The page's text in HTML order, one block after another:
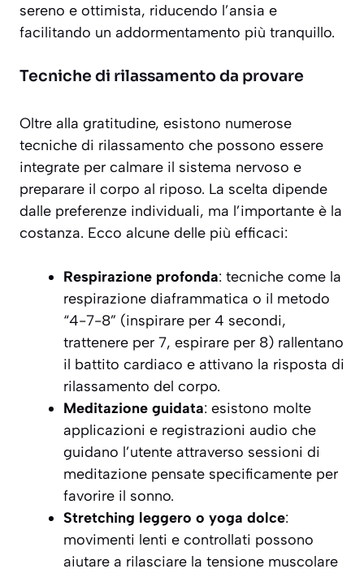
sereno e ottimista, riducendo l’ansia e
facilitando un addormentamento più tranquillo.
Tecniche di rilassamento da provare
Oltre alla gratitudine, esistono numerose
tecniche di rilassamento che possono essere
integrate per calmare il sistema nervoso e
preparare il corpo al riposo. La scelta dipende
dalle preferenze individuali, ma l’importante è la
costanza. Ecco alcune delle più efficaci:
Respirazione profonda: tecniche come la
respirazione diaframmatica o il metodo
“4-7-8” (inspirare per 4 secondi,
trattenere per 7, espirare per 8) rallentano
il battito cardiaco e attivano la risposta di
rilassamento del corpo.
Meditazione guidata: esistono molte
applicazioni e registrazioni audio che
guidano l’utente attraverso sessioni di
meditazione pensate specificamente per
favorire il sonno.
Stretching leggero o yoga dolce:
movimenti lenti e controllati possono
aiutare a rilasciare la tensione muscolare